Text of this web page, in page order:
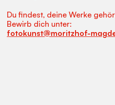
Du findest, deine Werke
Bewirb dich unter:
fotokunst@moritzhof-